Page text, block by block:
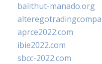
balithut-manado.org
aprce2022.com
ibie2022.com
sbcc-2022.com